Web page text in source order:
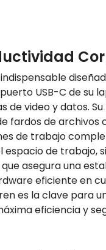
USB-C de su
video y datos.
fardos de archivos
de trabajo
de trabajo,
asegura una
eficiente en
es la clave para
eficiencia y